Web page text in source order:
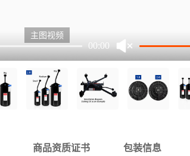
00:00
主图视频
商品资质证书 包装信息